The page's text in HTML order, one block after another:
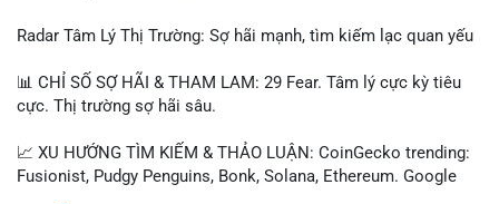
Radar Tâm Lý Thị Trường: Sợ hãi mạnh, tìm kiếm lạc quan yếu
📊 CHỈ SỐ SỢ HÃI & THAM LAM: 29 Fear. Tâm lý cực kỳ tiêu
cực. Thị trường sợ hãi sâu.
📈 XU HƯỚNG TÌM KIẾM & THẢO LUẬN: CoinGecko trending:
Fusionist, Pudgy Penguins, Bonk, Solana, Ethereum. Google